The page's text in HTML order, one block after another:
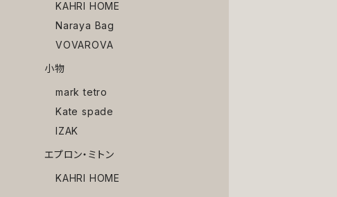
KAHRI HOME
Naraya Bag
VOVAROVA
小物
mark tetro
Kate spade
IZAK
エプロン・ミトン
KAHRI HOME